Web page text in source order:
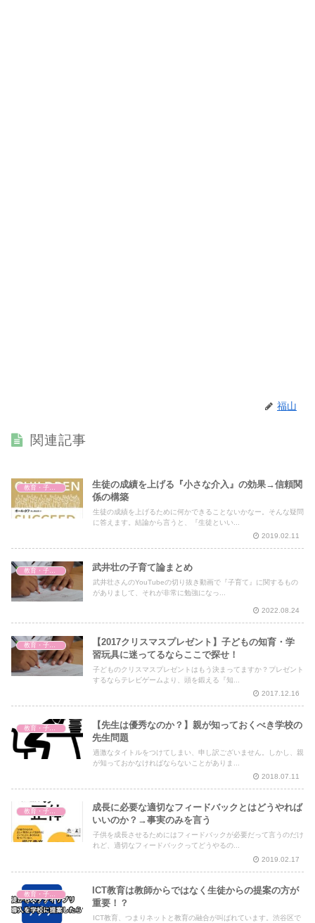
福山
関連記事
教育・子育て
生徒の成績を上げる『小さな介入』の効果→信頼関
係の構築
生徒の成績を上げるために何かできることないかなー。そんな疑問
に答えます。結論から言うと、『生徒といい...
2019.02.11
教育・子育て 武井壮の子育て論まとめ
武井壮さんのYouTubeの切り抜き動画で『子育て』に関するもの
がありまして、それが非常に勉強になっ...
2022.08.24
【2017クリスマスプレゼント】子どもの知育・学
習玩具に迷ってるならここで探せ！
子どものクリスマスプレゼントはもう決まってますか？プレゼント
するならテレビゲームより、頭を鍛える『知...
2017.12.16
【先生は優秀なのか？】親が知っておくべき学校の
先生問題
過激なタイトルをつけてしまい、申し訳ございません。しかし、親
が知っておかなければならないことがありま...
2018.07.11
成長に必要な適切なフィードバックとはどうやれば
いいのか？→事実のみを言う
子供を成長させるためにはフィードバックが必要だって言うのだけ
れど、適切なフィードバックってどうやるの...
2019.02.17
ICT教育は教師からではなく生徒からの提案の方が
重要！？
ICT教育、つまりネットと教育の融合が叫ばれています。渋谷区で